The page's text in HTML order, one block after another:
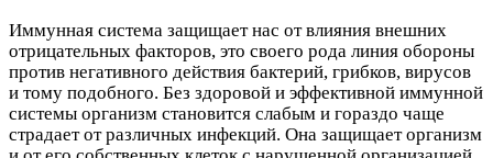
Иммунная система защищает нас от влияния внешних
отрицательных факторов, это своего рода линия обороны
против негативного действия бактерий, грибков, вирусов
и тому подобного. Без здоровой и эффективной иммунной
системы организм становится слабым и гораздо чаще
страдает от различных инфекций. Она защищает организм